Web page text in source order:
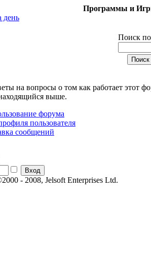
Программы и
день
Поиск
на вопросы о том как работает
выше.
форума
пользователя
сообщений
- 2008, Jelsoft Enterprises Ltd.